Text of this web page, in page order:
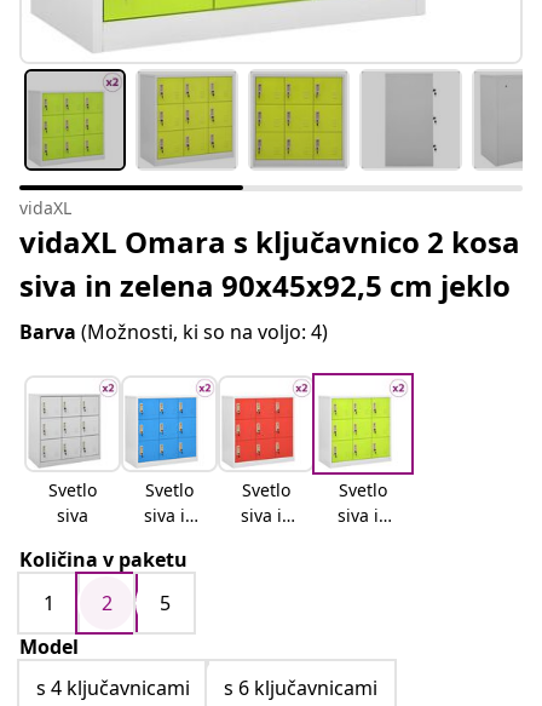
vidaXL
vidaXL Omara s ključavnico 2 kosa
siva in zelena 90x45x92,5 cm jeklo
Barva (Možnosti, ki so na voljo: 4)
Svetlo
siva
Svetlo
siva in
Svetlo
siva in
Svetlo
siva in
Količina v paketu
1
2
5
Model
s 4 ključavnicami
s 6 ključavnicami